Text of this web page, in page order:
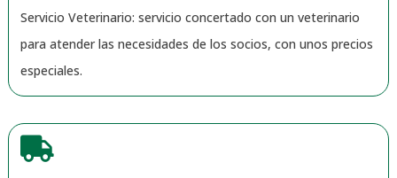
Servicio Veterinario: servicio concertado con un veterinario
para atender las necesidades de los socios, con unos precios
especiales.
